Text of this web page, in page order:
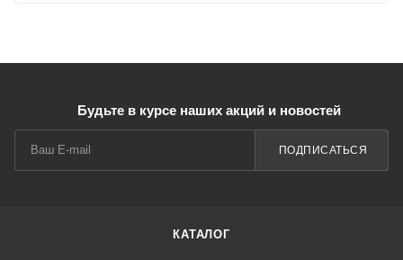
Будьте в курсе наших акций и новостей
ПОДПИСАТЬСЯ
КАТАЛОГ